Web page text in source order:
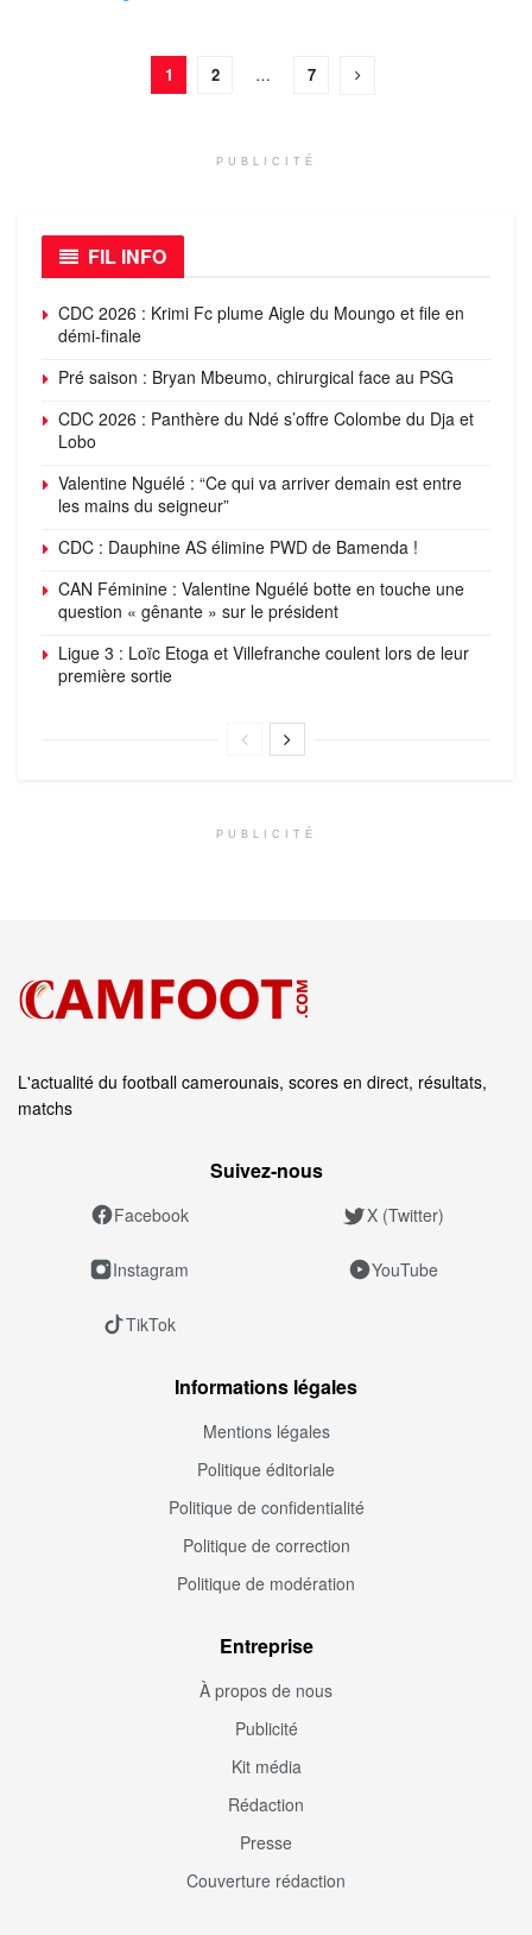
1 2 … 7
PUBLICITÉ
FIL INFO
CDC 2026 : Krimi Fc plume Aigle du Moungo et file en
démi-finale
Pré saison : Bryan Mbeumo, chirurgical face au PSG
CDC 2026 : Panthère du Ndé s’offre Colombe du Dja et
Lobo
Valentine Nguélé : “Ce qui va arriver demain est entre
les mains du seigneur”
CDC : Dauphine AS élimine PWD de Bamenda !
CAN Féminine : Valentine Nguélé botte en touche une
question « gênante » sur le président
Ligue 3 : Loïc Etoga et Villefranche coulent lors de leur
première sortie
PUBLICITÉ
L'actualité du football camerounais, scores en direct, résultats,
matchs
Suivez‑nous
Facebook X (Twitter)
Instagram YouTube
TikTok
Informations légales
Mentions légales
Politique éditoriale
Politique de confidentialité
Politique de correction
Politique de modération
Entreprise
À propos de nous
Publicité
Kit média
Rédaction
Presse
Couverture rédaction